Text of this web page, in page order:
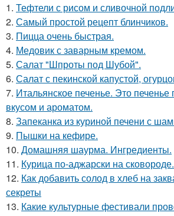
1. Тефтели с рисом и сливочной
2. Самый простой рецепт блинчиков.
3. Пицца очень быстрая.
4. Медовик с заварным кремом.
5. Салат "Шпроты под Шубой".
6. Салат с пекинской капустой,
7. Итальянское печенье. Это печенье
вкусом и ароматом.
8. Запеканка из куриной печени с
9. Пышки на кефире.
10. Домашняя шаурма. Ингредиенты.
11. Курица по-аджарски на сковороде.
12. Как добавить солод в хлеб на
секреты
13. Какие культурные фестивали